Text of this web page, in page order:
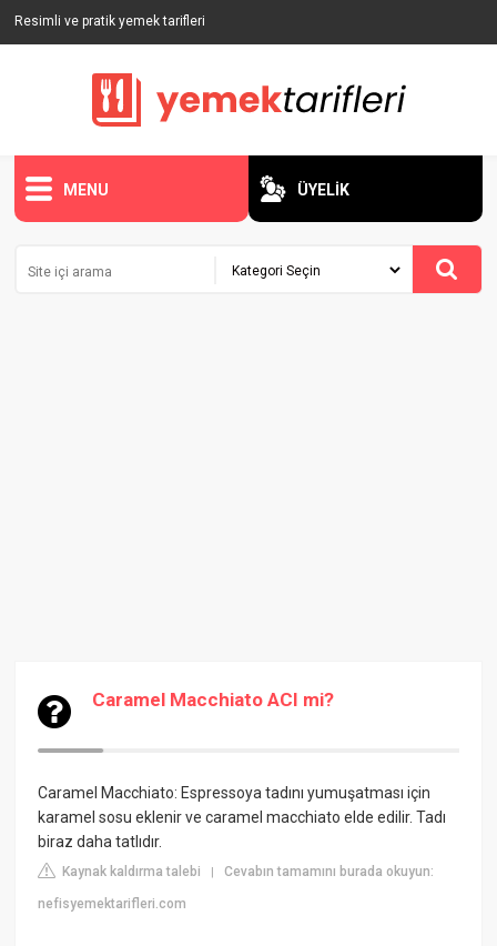
Resimli ve pratik yemek tarifleri
MENU ÜYELİK
Caramel Macchiato ACI mi?
Caramel Macchiato: Espressoya tadını yumuşatması için
karamel sosu eklenir ve caramel macchiato elde edilir. Tadı
biraz daha tatlıdır.
Kaynak kaldırma talebi |Cevabın tamamını burada okuyun:
nefisyemektarifleri.com